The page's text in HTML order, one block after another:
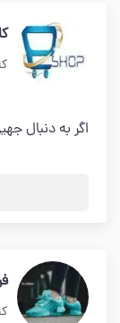
اگر به دنبال